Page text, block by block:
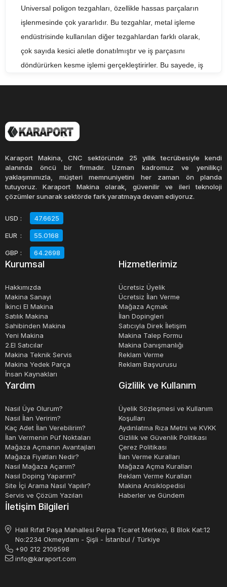
Universal poligon tezgahları, özellikle hassas parçaların
işlenmesinde çok yararlıdır. Bu tezgahlar, metal işleme
endüstrisinde kullanılan diğer tezgahlardan farklı olarak,
çok sayıda kesici aletle donatılmıştır ve iş parçasını
döndürürken kesme işlemi gerçekleştirirler. Bu sayede, iş
Universal poligon tezgahları, çeşitli şekillerde iş
parçalarını işleyebilirler. Bu tezgahlar, yuvarlak, kare,
iş parçalarının çeşitliliği açısından büyük bir avantajdır ve
metal işleme endüstrisinde çok yönlü bir tezgahın
gerekliliğini ortaya koyar.
Genel olarak, universal poligon tezgahları, hassas ve çok
yönlü bir şekilde iş parçalarını işleyebilen bir tür tezgahtır.
Bu tezgahlar, metal işleme endüstrisinde yaygın olarak
kullanılmaktadır ve çeşitli şekillerde iş parçaları işlemek
Karaport Makina, CNC sektöründe 25 yıllık tecrübesiyle kendi
alanında öncü bir firmadır. Uzman kadromuz ve yenilikçi
yaklaşımımızla, müşteri memnuniyetini her zaman ön planda
tutuyoruz. Karaport Makina olarak, güvenilir ve ileri teknoloji
çözümler sunarak sektörde fark yaratmaya devam ediyoruz.
USD : 47.6625
EUR : 55.0168
GBP : 64.2698
Kurumsal
Hakkımızda
Makina Sanayi
İkinci El Makina
Satılık Makina
Sahibinden Makina
Yeni Makina
2.El Satıcılar
Makina Teknik Servis
Makina Yedek Parça
İnsan Kaynakları
Hizmetlerimiz
Ücretsiz Üyelik
Ücretsiz İlan Verme
Mağaza Açmak
İlan Dopingleri
Satıcıyla Direk İletişim
Makina Talep Formu
Makina Danışmanlığı
Reklam Verme
Reklam Başvurusu
Yardım
Nasıl Üye Olurum?
Nasıl İlan Veririm?
Kaç Adet İlan Verebilirim?
İlan Vermenin Püf Noktaları
Mağaza Açmanın Avantajları
Mağaza Fiyatları Nedir?
Nasıl Mağaza Açarım?
Nasıl Doping Yaparım?
Site İçi Arama Nasıl Yapılır?
Servis ve Çözüm Yazıları
Gizlilik ve Kullanım
Üyelik Sözleşmesi ve Kullanım
Koşulları
Aydınlatma Rıza Metni ve KVKK
Gizlilik ve Güvenlik Politikası
Çerez Politikası
İlan Verme Kuralları
Mağaza Açma Kuralları
Reklam Verme Kuralları
Makina Ansiklopedisi
Haberler ve Gündem
İletişim Bilgileri
Halil Rıfat Paşa Mahallesi Perpa Ticaret Merkezi, B Blok Kat:12
No:2234 Okmeydanı - Şişli - İstanbul / Türkiye
+90 212 2109598
info@karaport.com